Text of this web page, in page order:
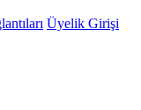
Üyelik Girişi